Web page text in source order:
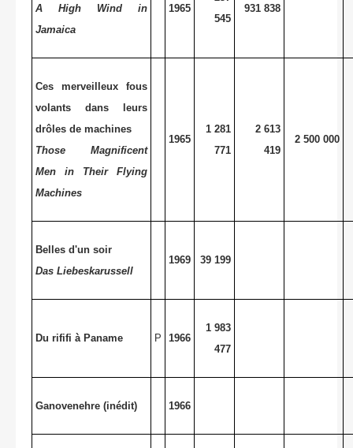
A High Wind in
Jamaica
1965
545
931 838
Ces merveilleux fous
volants dans leurs
drôles de machines
Those Magnificent
Men in Their Flying
Machines
1965
1 281
771
2 613
419
2 500 000
Belles d'un soir
Das Liebeskarussell
1969 39 199
Du rififi à Paname P 1966
1 983
477
Ganovenehre (inédit) 1966